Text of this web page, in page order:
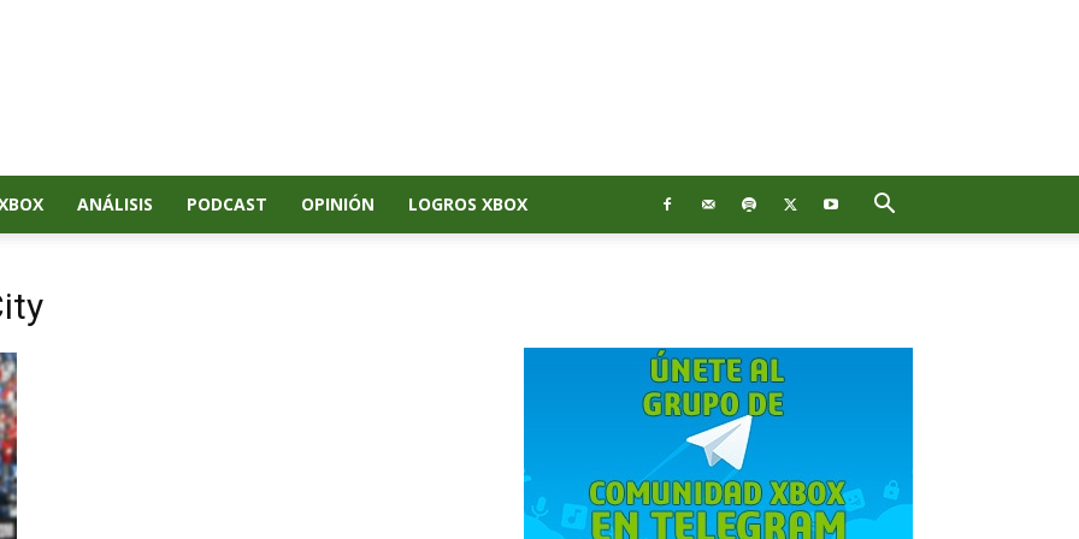
ANÁLISIS PODCAST OPINIÓN LOGROS XBOX